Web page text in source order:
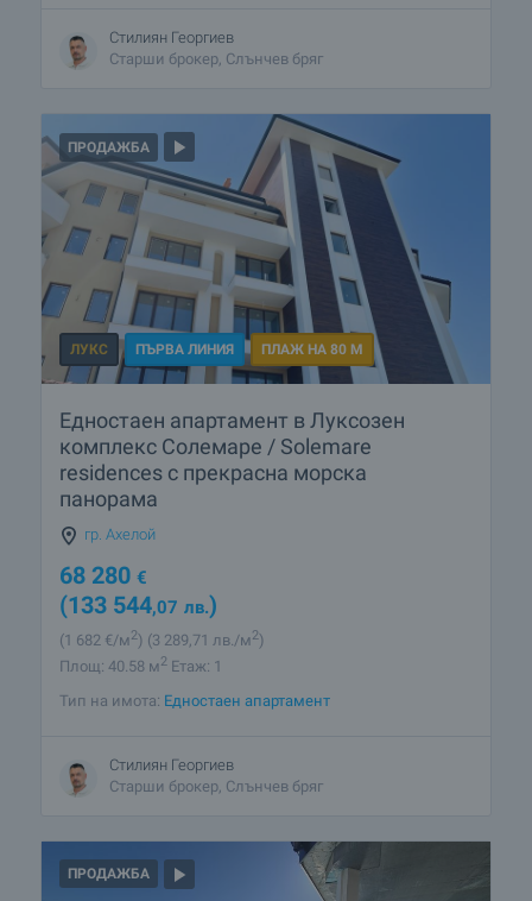
Стилиян Георгиев
Старши брокер, Слънчев бряг
ПРОДАЖБА
ЛУКС ПЪРВА ЛИНИЯ ПЛАЖ НА 80 М
Едностаен апартамент в Луксозен
комплекс Солемаре / Solemare
residences с прекрасна морска
панорама
гр. Ахелой
68 280 €
(133 544,07 лв.)
(1 682 €/м2) (3 289,71 лв./м2)
Площ: 40.58 м2 Етаж: 1
Тип на имота: Едностаен апартамент
Стилиян Георгиев
Старши брокер, Слънчев бряг
ПРОДАЖБА